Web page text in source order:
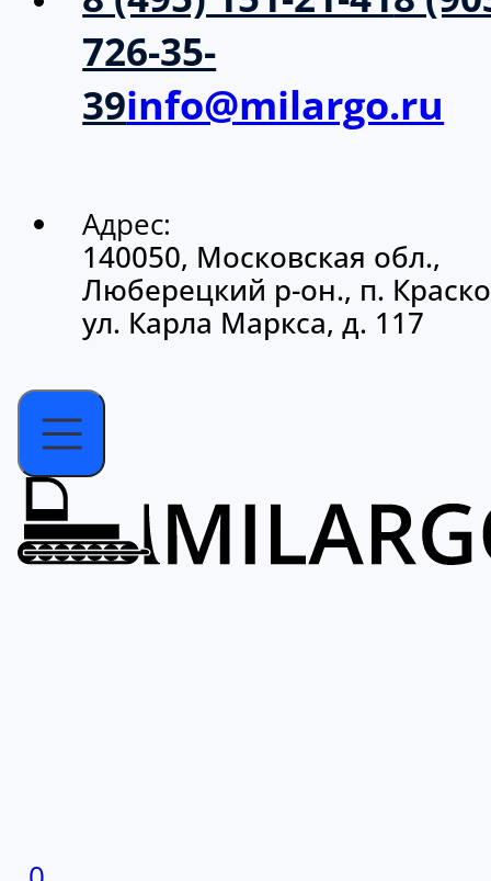
726-35-
39info@milargo.ru
Адрес:
140050, Московская обл.,
Люберецкий р-он., п.
ул. Карла Маркса, д. 117